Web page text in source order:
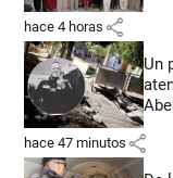
hace 4 horas share
Un
hace 47 minutos share